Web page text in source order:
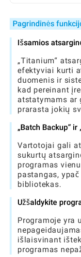
Pagrindinės
Išsamios
„Titanium“
efektyviai kurti
duomenis ir
kad pereinant
atstatymams ar
prarasta jokių
„Batch Backup“ ir
Vartotojai gali
sukurtų
programas
pastangas,
bibliotekas.
Užšaldykite
Programoje yra
išlaisvinant
programas